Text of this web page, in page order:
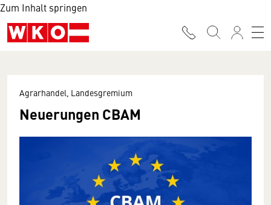
Zum Inhalt springen
Agrarhandel, Landesgremium
Neuerungen CBAM